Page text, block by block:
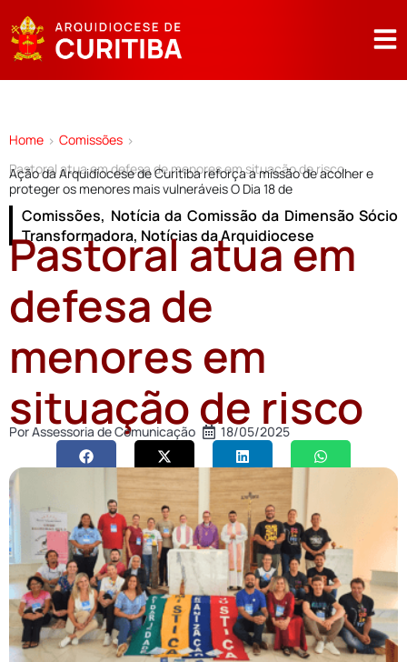
Home > Comissões >
Pastoral atua em defesa de menores em situação de risco
Ação da Arquidiocese de Curitiba reforça a missão de acolher e
proteger os menores mais vulneráveis O Dia 18 de
Comissões, Notícia da Comissão da Dimensão Sócio
Transformadora, Notícias da Arquidiocese
Pastoral atua em
defesa de
menores em
situação de risco
PorAssessoria de Comunicação 18/05/2025